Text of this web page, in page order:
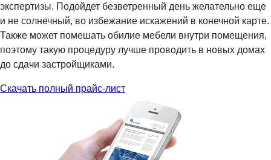
экспертизы. Подойдет безветренный день желательно еще
и не солнечный, во избежание искажений в конечной карте.
Также может помешать обилие мебели внутри помещения,
поэтому такую процедуру лучше проводить в новых домах
до сдачи застройщиками.
Скачать полный прайс-лист